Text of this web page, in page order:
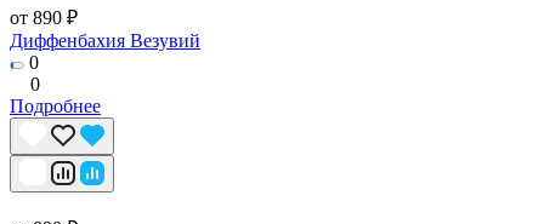
от 890 ₽
Диффенбахия Везувий
0
0
Подробнее